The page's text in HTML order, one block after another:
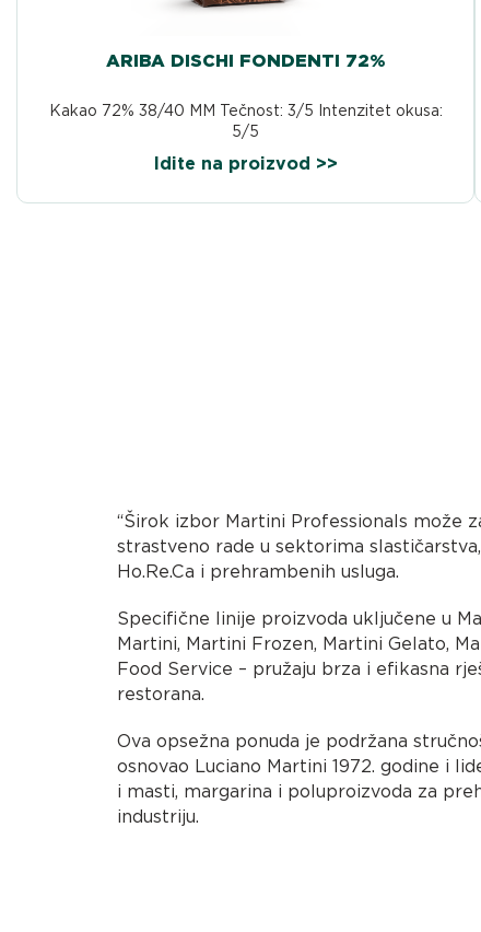
ARIBA DISCHI FONDENTI 72%
Kakao 72% 38/40 MM Tečnost: 3/5 Intenzitet okusa:
5/5
Idite na proizvod >>
“Širok izbor Martini Professionals može
strastveno rade u sektorima
Ho.Re.Ca i prehrambenih usluga.
Specifične linije proizvoda uključene u
Martini, Martini Frozen, Martini Gelato,
Food Service – pružaju brza i efikasna
restorana.
Ova opsežna ponuda je podržana
osnovao Luciano Martini 1972. godine i
i masti, margarina i poluproizvoda za
industriju.